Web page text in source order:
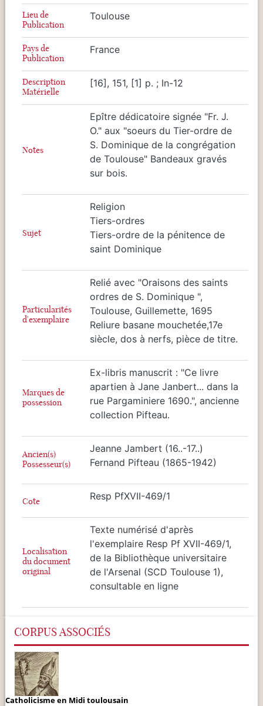
Lieu de
Publication
Toulouse
Pays de
Publication
France
Description
Matérielle
[16], 151, [1] p. ; In-12
Notes
Epître dédicatoire signée "Fr. J.
O." aux "soeurs du Tier-ordre de
S. Dominique de la congrégation
de Toulouse" Bandeaux gravés
sur bois.
Sujet
Religion
Tiers-ordres
Tiers-ordre de la pénitence de
saint Dominique
Particularités
d'exemplaire
Relié avec "Oraisons des saints
ordres de S. Dominique ",
Toulouse, Guillemette, 1695
Reliure basane mouchetée,17e
siècle, dos à nerfs, pièce de titre.
Marques de
possession
Ex-libris manuscrit : "Ce livre
apartien à Jane Janbert... dans la
rue Pargaminiere 1690.", ancienne
collection Pifteau.
Ancien(s)
Possesseur(s)
Jeanne Jambert (16..-17..)
Fernand Pifteau (1865-1942)
Cote Resp PfXVII-469/1
Localisation
du document
original
Texte numérisé d'après
l'exemplaire Resp Pf XVII-469/1,
de la Bibliothèque universitaire
de l'Arsenal (SCD Toulouse 1),
consultable en ligne
CORPUS ASSOCIÉS
Catholicisme en Midi toulousain